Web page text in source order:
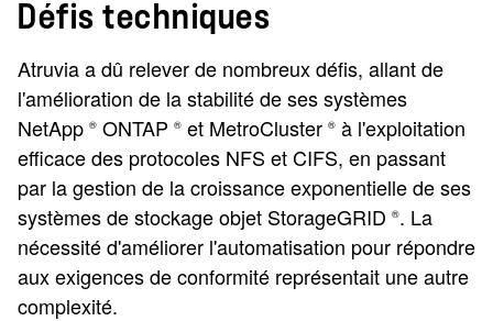
Défis techniques
Atruvia a dû relever de nombreux défis, allant de
l'amélioration de la stabilité de ses systèmes
NetApp ® ONTAP ® et MetroCluster ® à l'exploitation
efficace des protocoles NFS et CIFS, en passant
par la gestion de la croissance exponentielle de ses
systèmes de stockage objet StorageGRID ®. La
nécessité d'améliorer l'automatisation pour répondre
aux exigences de conformité représentait une autre
complexité.